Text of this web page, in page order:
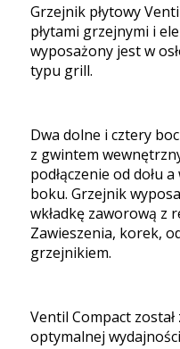
Grzejnik płytowy
płytami grzejnymi i
wyposażony jest w
typu grill.
Dwa dolne i cztery
z gwintem
podłączenie od dołu
boku. Grzejnik
wkładkę zaworową z
Zawieszenia, korek,
grzejnikiem.
Ventil Compact
optymalnej